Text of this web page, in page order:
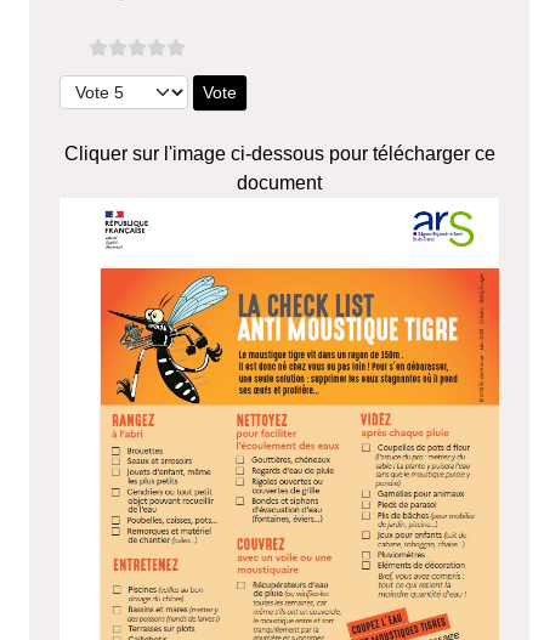
Veuillez voter
Cliquer sur l'image ci-dessous pour télécharger ce
document